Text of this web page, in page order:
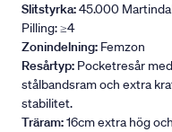
Slitstyrka:45.000
Pilling: ≥4
Zonindelning: Femzon
Resårtyp: Pocketresår
stålbandsram och extra
stabilitet.
Träram:16cm extra hög